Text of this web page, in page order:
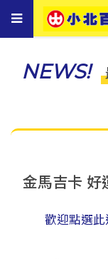
Toggle
navigation
NEWS!
金馬吉卡 好
歡迎點選